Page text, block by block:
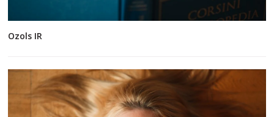
Ozols IR